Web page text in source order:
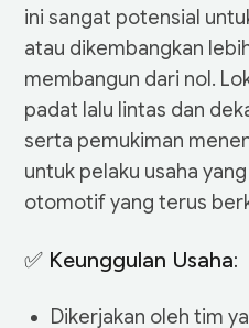
ini sangat potensial
atau dikembangkan
membangun dari nol.
padat lalu lintas dan
serta pemukiman
untuk pelaku usaha
otomotif yang terus
✅ Keunggulan Usaha:
Dikerjakan oleh tim